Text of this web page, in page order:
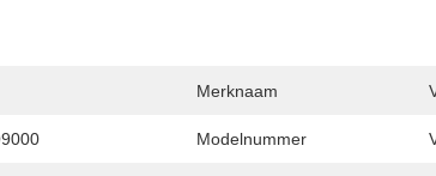
Merknaam
Modelnummer